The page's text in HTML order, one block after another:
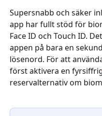
Supersnabb och säker
app har fullt stöd för
Face ID och Touch ID.
appen på bara en
lösenord. För att
först aktivera en
reservalternativ om